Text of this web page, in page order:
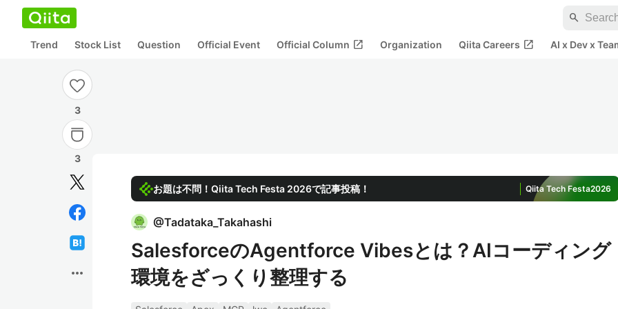
search
Trend Stock List Question Official Event Official Column open_in_new Organization Qiita Careers open_in_new AI x Dev x
3
3
more_horiz
お題は不問！Qiita Tech Festa 2026で記事投稿！ Qiita Tech Festa2026
@Tadataka_Takahashi
SalesforceのAgentforce Vibesとは？AIコーディング
環境をざっくり整理する